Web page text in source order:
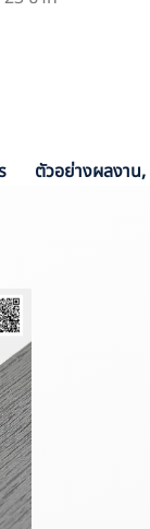
ตัวอย่างผลงาน,